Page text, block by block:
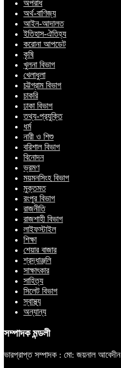
অপরাধ
অর্থ-বাণিজ্য
আইন-আদালত
ইতিহাস-ঐতিহ্য
করোনা আপডেট
কৃষি
খুলনা বিভাগ
খেলাধুলা
চট্টগ্রাম বিভাগ
চাকরি
ঢাকা বিভাগ
তথ্য-প্রযুক্তি
ধর্ম
নারী ও শিশু
বরিশাল বিভাগ
বিনোদন
ভ্রমণ
ময়মনসিংহ বিভাগ
মুক্তমত
রংপুর বিভাগ
রাজনীতি
রাজশাহী বিভাগ
লাইফস্টাইল
শিক্ষা
শেয়ার বাজার
শ্রদ্ধাঞ্জলি
সাক্ষাৎকার
সাহিত্য
সিলেট বিভাগ
স্বাস্থ্য
অন্যান্য
সম্পাদক মন্ডলী
ভারপ্রাপ্ত সম্পাদক : মো: জয়নাল আবেদীন